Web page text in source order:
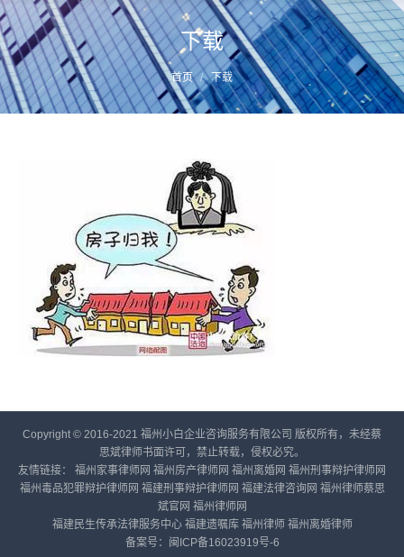
下载
您的位置： 首页 下载
Copyright © 2016-2021 福州小白企业咨询服务有限公司 版权所有，未经蔡
思斌律师书面许可，禁止转载，侵权必究。
友情链接： 福州家事律师网 福州房产律师网 福州离婚网 福州刑事辩护律师网
福州毒品犯罪辩护律师网 福建刑事辩护律师网 福建法律咨询网 福州律师蔡思
斌官网 福州律师网
福建民生传承法律服务中心 福建遗嘱库 福州律师 福州离婚律师
备案号：
闽ICP备16023919号-6